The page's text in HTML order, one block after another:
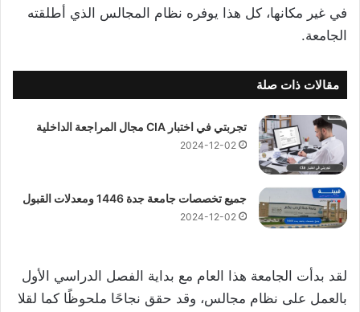
في غير مكانها، كل هذا يوفره نظام المجالس الذي أطلقته
الجامعة.
مقالات ذات صلة
تجربتي في اختبار CIA مجال المراجعة الداخلية
2024-12-02
جميع تخصصات جامعة جدة 1446 ومعدلات القبول
2024-12-02
لقد بدأت الجامعة هذا العام مع بداية الفصل الدراسي الأول
بالعمل على نظام مجالس، وقد حقق نجاحًا ملحوظًا كما لقلا